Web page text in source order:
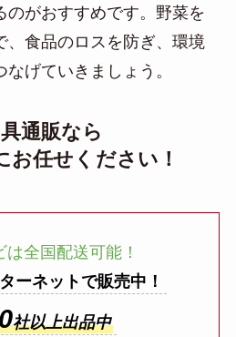
のがおすすめです。野菜を
、食品のロスを防ぎ、環境
げていきましょう。
通販なら
お任せください！
は全国配送可能！
ーネットで販売中！
社以上出品中